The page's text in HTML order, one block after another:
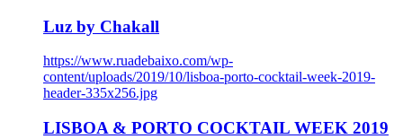
Luz by Chakall
https://www.ruadebaixo.com/wp-
content/uploads/2019/10/lisboa-porto-cocktail-week-2019-
header-335x256.jpg
LISBOA & PORTO COCKTAIL WEEK 2019